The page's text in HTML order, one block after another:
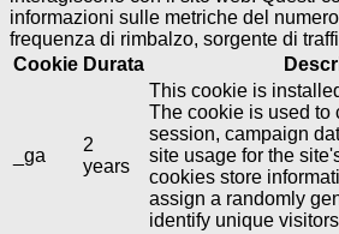
informazioni sulle metriche del
frequenza di rimbalzo, sorgente di
Cookie Durata
_ga
2
years
This cookie is
The cookie is used to
session, campaign
site usage for the
cookies store
assign a randomly
identify unique